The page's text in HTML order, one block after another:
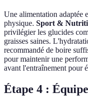
Une alimentation adaptée
physique. Sport &
privilégier les glucides
graisses saines.
recommandé de boire
pour maintenir une
avant l'entraînement pour
Étape 4 :